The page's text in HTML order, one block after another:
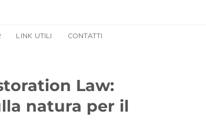
LINK UTILI CONTATTI
Law:
natura per il